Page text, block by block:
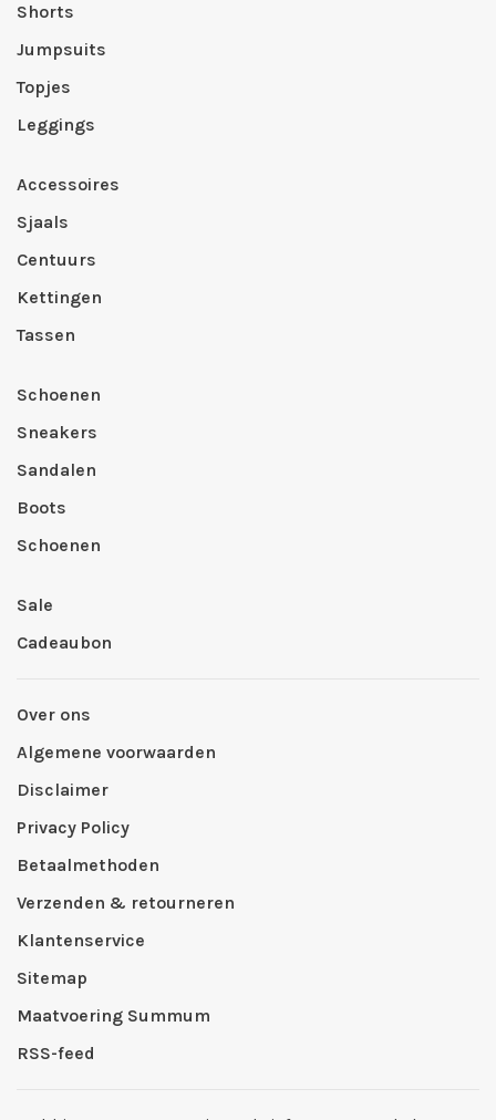
Shorts
Jumpsuits
Topjes
Leggings
Accessoires
Sjaals
Centuurs
Kettingen
Tassen
Schoenen
Sneakers
Sandalen
Boots
Schoenen
Sale
Cadeaubon
Over ons
Algemene voorwaarden
Disclaimer
Privacy Policy
Betaalmethoden
Verzenden & retourneren
Klantenservice
Sitemap
Maatvoering Summum
RSS-feed